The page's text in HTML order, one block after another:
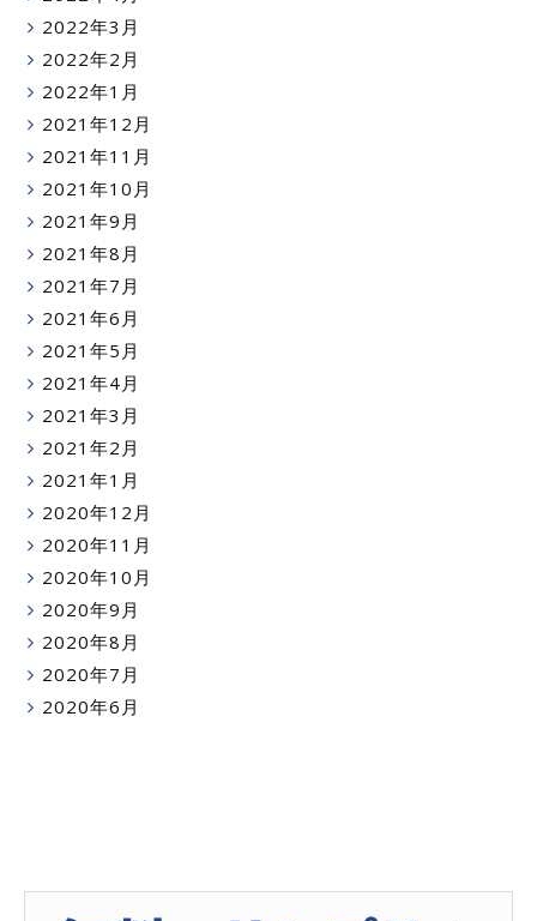
2022年3月
2022年2月
2022年1月
2021年12月
2021年11月
2021年10月
2021年9月
2021年8月
2021年7月
2021年6月
2021年5月
2021年4月
2021年3月
2021年2月
2021年1月
2020年12月
2020年11月
2020年10月
2020年9月
2020年8月
2020年7月
2020年6月